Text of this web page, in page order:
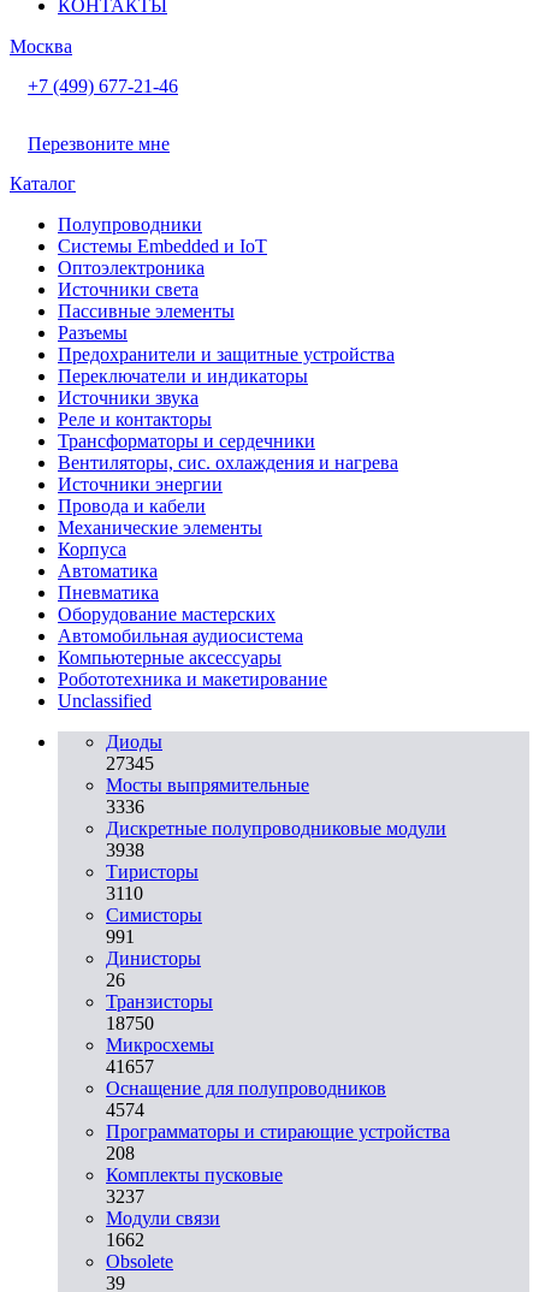
КОНТАКТЫ
Москва
+7 (499) 677-21-46
Перезвоните мне
Каталог
Полупроводники
Системы Embedded и IoT
Oптоэлектроника
Источники света
Пассивные элементы
Разъeмы
Предохранители и защитные устройства
Переключатели и индикаторы
Источники звука
Реле и контакторы
Трансформаторы и сердечники
Вентиляторы, сис. охлаждения и нагрева
Источники энергии
Провода и кабели
Механические элементы
Корпуса
Автоматика
Пневматика
Оборудование мастерских
Автомобильная аудиосистема
Компьютерные аксессуары
Робототехника и макетирование
Unclassified
Диоды
27345
Мосты выпрямительные
3336
Дискретные полупроводниковые модули
3938
Тиристоры
3110
Симисторы
991
Динисторы
26
Транзисторы
18750
Микросхемы
41657
Оснащение для полупроводников
4574
Программаторы и стирающие устройства
208
Комплекты пусковые
3237
Модули связи
1662
Obsolete
39